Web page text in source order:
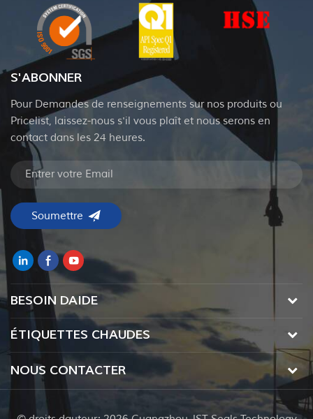
S'ABONNER
Pour Demandes de renseignements sur nos produits ou
Pricelist, laissez-nous s'il vous plaît et nous serons en
contact dans les 24 heures.
BESOIN DAIDE
ÉTIQUETTES CHAUDES
NOUS CONTACTER